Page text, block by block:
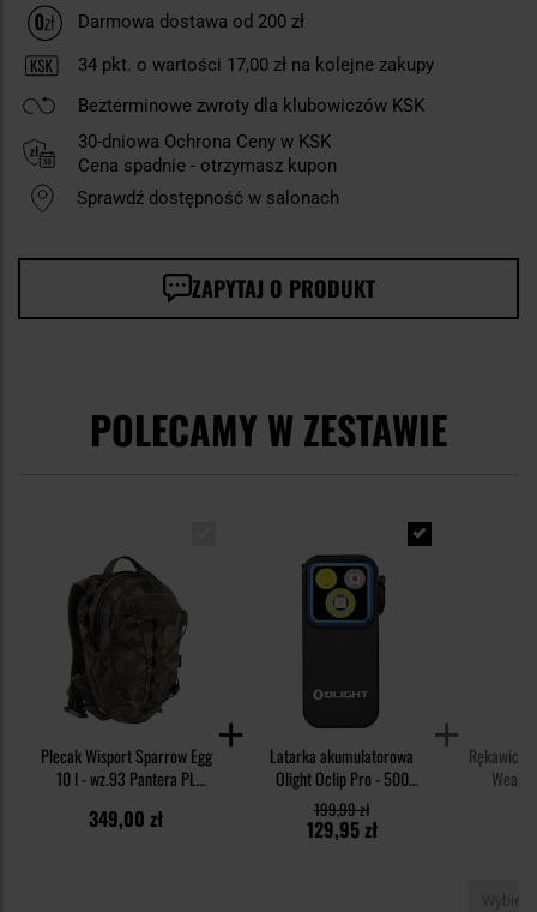
Darmowa dostawa od 200 zł
34 pkt. o wartości 17,00 zł na kolejne zakupy
Bezterminowe zwroty dla klubowiczów KSK
30-dniowa Ochrona Ceny w KSK
Cena spadnie - otrzymasz kupon
Sprawdź dostępność w salonach
ZAPYTAJ O PRODUKT
POLECAMY W ZESTAWIE
Plecak Wisport Sparrow Egg
10 l - wz.93 Pantera PL
349,00 zł
Latarka akumulatorowa
Olight Oclip Pro - 500
lumenów
129,95 zł
199,99 zł
Rękawice
Wear